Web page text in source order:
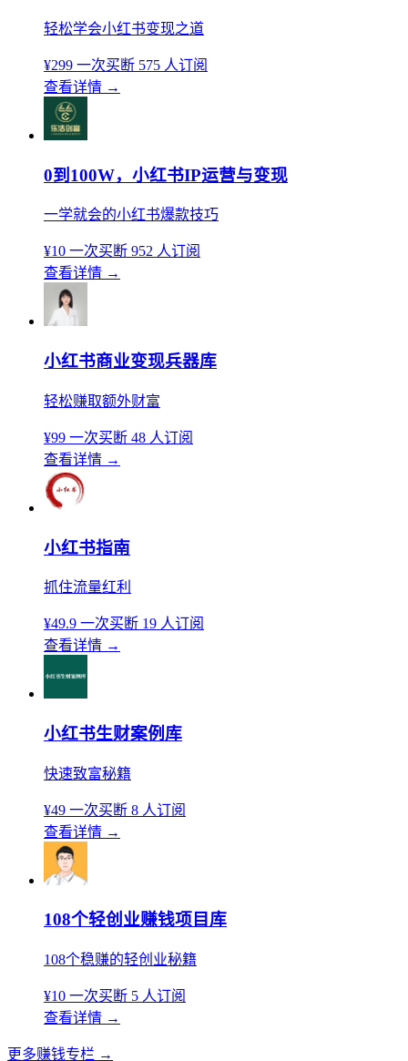
轻松学会小红书变现之道
¥299 一次买断 575 人订阅
查看详情 →
0到100W，小红书IP运营与变现
一学就会的小红书爆款技巧
¥10 一次买断 952 人订阅
查看详情 →
小红书商业变现兵器库
轻松赚取额外财富
¥99 一次买断 48 人订阅
查看详情 →
小红书指南
抓住流量红利
¥49.9 一次买断 19 人订阅
查看详情 →
小红书生财案例库
快速致富秘籍
¥49 一次买断 8 人订阅
查看详情 →
108个轻创业赚钱项目库
108个稳赚的轻创业秘籍
¥10 一次买断 5 人订阅
查看详情 →
更多赚钱专栏 →